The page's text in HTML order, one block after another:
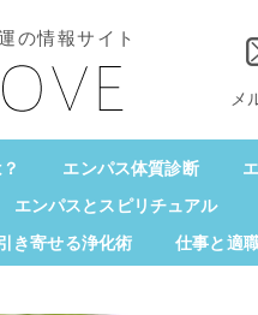
の情報サイト
メ
エンパス体質診断
エンパスとスピリチュアル
き寄せる浄化術
仕事と適